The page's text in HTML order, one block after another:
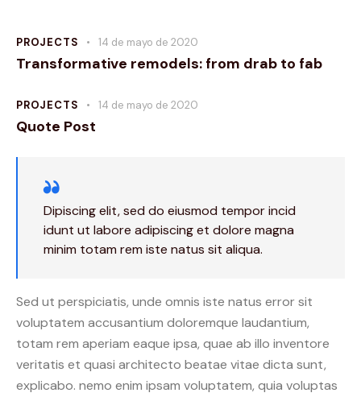
PROJECTS 14 de mayo de 2020
Transformative remodels: from drab to fab
PROJECTS 14 de mayo de 2020
Quote Post
Dipiscing elit, sed do eiusmod tempor incid
idunt ut labore adipiscing et dolore magna
minim totam rem iste natus sit aliqua.
Sed ut perspiciatis, unde omnis iste natus error sit
voluptatem accusantium doloremque laudantium,
totam rem aperiam eaque ipsa, quae ab illo inventore
veritatis et quasi architecto beatae vitae dicta sunt,
explicabo. nemo enim ipsam voluptatem, quia voluptas